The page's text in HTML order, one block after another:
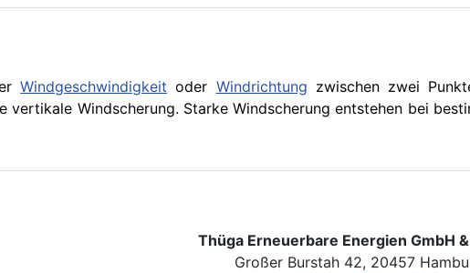
Windgeschwindigkeit oder Windrichtung zwischen zwei
Windscherung. Starke Windscherung entstehen bei
Thüga Erneuerbare Energien GmbH &
Großer Burstah 42, 20457